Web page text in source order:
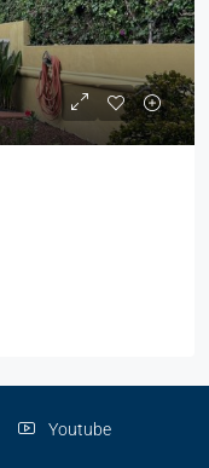
Youtube